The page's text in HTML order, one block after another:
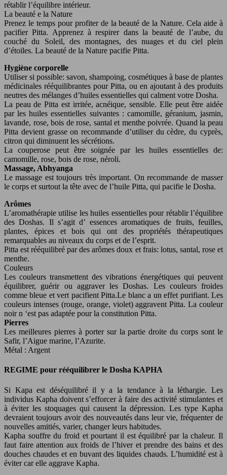
rétablir l’équilibre intérieur.
La beauté e la Nature
Prenez le temps pour profiter de la beauté de la Nature. Cela aide à
pacifier Pitta. Apprenez à respirer dans la beauté de l’aube, du
couché du Soleil, des montagnes, des nuages et du ciel plein
d’étoiles. La beauté de la Nature pacifie Pitta.
Hygiène corporelle
Utiliser si possible: savon, shampoing, cosmétiques à base de plantes
médicinales rééquilibrantes pour Pitta, ou en ajoutant à des produits
neutres des mélanges d’huiles essentielles qui calment votre Dosha.
La peau de Pitta est irritée, acnéique, sensible. Elle peut être aidée
par les huiles essentielles suivantes : camomille, géranium, jasmin,
lavande, rose, bois de rose, santal et menthe poivrée. Quand la peau
Pitta devient grasse on recommande d’utiliser du cèdre, du cyprès,
citron qui diminuent les sécrétions.
La couperose peut être soignée par les huiles essentielles de:
camomille, rose, bois de rose, néroli.
Massage, Abhyanga
Le massage est toujours très important. On recommande de masser
le corps et surtout la tête avec de l’huile Pitta, qui pacifie le Dosha.
Arômes
L’aromathérapie utilise les huiles essentielles pour rétablir l’équilibre
des Doshas. Il s’agit d’ essences aromatiques de fruits, feuilles,
plantes, épices et bois qui ont des propriétés thérapeutiques
remarquables au niveaux du corps et de l’esprit.
Pitta est rééquilibré par des arômes doux et frais: lotus, santal, rose et
menthe.
Couleurs
Les couleurs transmettent des vibrations énergétiques qui peuvent
équilibrer, guérir ou aggraver les Doshas. Les couleurs froides
comme bleue et vert pacifient Pitta.Le blanc a un effet purifiant. Les
couleurs intenses (rouge, orange, violet) aggravent Pitta. La couleur
noir n ‘est pas adaptée pour la constitution Pitta.
Pierres
Les meilleures pierres à porter sur la partie droite du corps sont le
Safir, l’Aigue marine, l’Azurite.
Métal : Argent
REGIME pour rééquilibrer le Dosha KAPHA
Si Kapa est déséquilibré il y a la tendance à la léthargie. Les
individus Kapha doivent s’efforcer à faire des activité stimulantes et
à éviter les stoquages qui causent la dépression. Les type Kapha
devraient toujours avoir des nouveautés dans leur vie, fréquenter de
nouvelles amitiés, varier, changer leurs habitudes.
Kapha souffre du froid et pourtant il est équilibré par la chaleur. Il
faut faire attention aux froids de l’hiver et prendre des bains et des
douches chaudes et en buvant des liquides chauds. L’humidité est à
éviter car elle aggrave Kapha.